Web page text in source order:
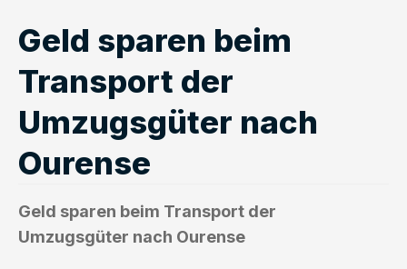
Geld sparen beim
Transport der
Umzugsgüter nach
Ourense
Geld sparen beim Transport der
Umzugsgüter nach Ourense